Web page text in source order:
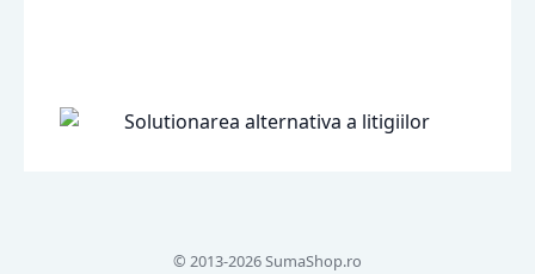
© 2013-2026 SumaShop.ro